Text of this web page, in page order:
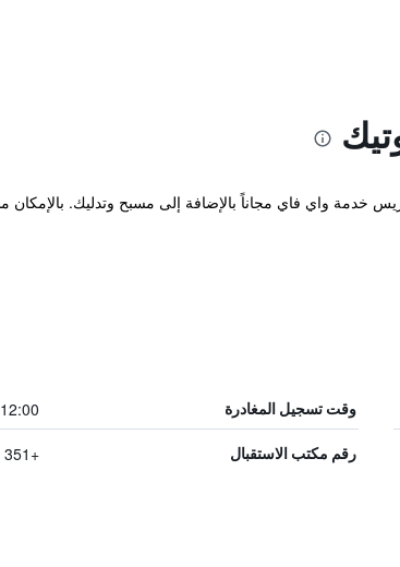
وقت تسجيل المغادرة 12:00
رقم مكتب الاستقبال +351 282 620 000